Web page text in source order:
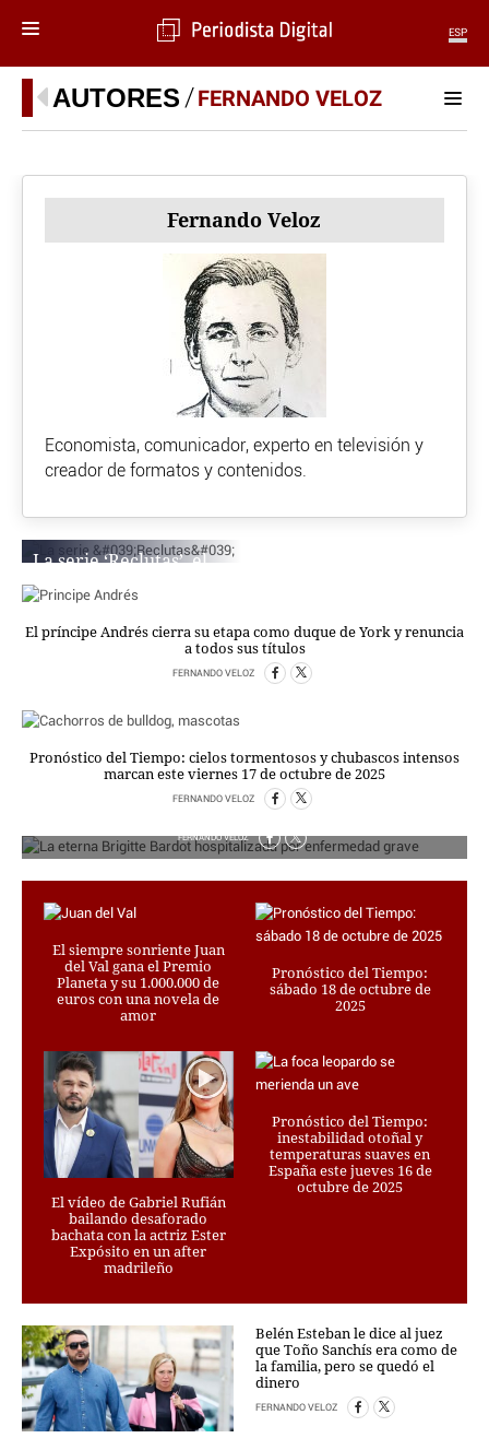
ESP
MENÚ
SECCIONES
ECONOMÍA
MAGAZINE
CRIMEN Y CASTIGO
MOTOR
TRAVELLERS
EXPERTOS
GASTRONOMÍA
3SEGUNDOS
LA SEGUNDA DOSIS
CORONAVIRUS
DIRECTORIOS
LO ÚLTIMO
BLOGS
TEMAS
PERSONAJES
ORGANISMOS
AUTORES
HEMEROTECA
SERVICIOS
CLUB PD
ENLACES
MEDIOS
EDICIONES
AMÉRICA
ESPAÑA
AUTORES FERNANDO VELOZ
Fernando Veloz
Economista, comunicador, experto en televisión y
creador de formatos y contenidos.
La serie ‘Reclutas’, el
nuevo fenómeno mundial
de Netflix, en ocho
El príncipe Andrés cierra su etapa como duque de York y renuncia
a todos sus títulos
FERNANDO VELOZ
Pronóstico del Tiempo: cielos tormentosos y chubascos intensos
marcan este viernes 17 de octubre de 2025
FERNANDO VELOZ
La eterna Brigitte Bardot hospitalizada por
enfermedad grave
FERNANDO VELOZ
El siempre sonriente Juan
del Val gana el Premio
Planeta y su 1.000.000 de
euros con una novela de
amor
Pronóstico del Tiempo:
sábado 18 de octubre de
2025
El vídeo de Gabriel Rufián
bailando desaforado
bachata con la actriz Ester
Expósito en un after
madrileño
Pronóstico del Tiempo:
inestabilidad otoñal y
temperaturas suaves en
España este jueves 16 de
octubre de 2025
Belén Esteban le dice al juez
que Toño Sanchís era como de
la familia, pero se quedó el
dinero
FERNANDO VELOZ